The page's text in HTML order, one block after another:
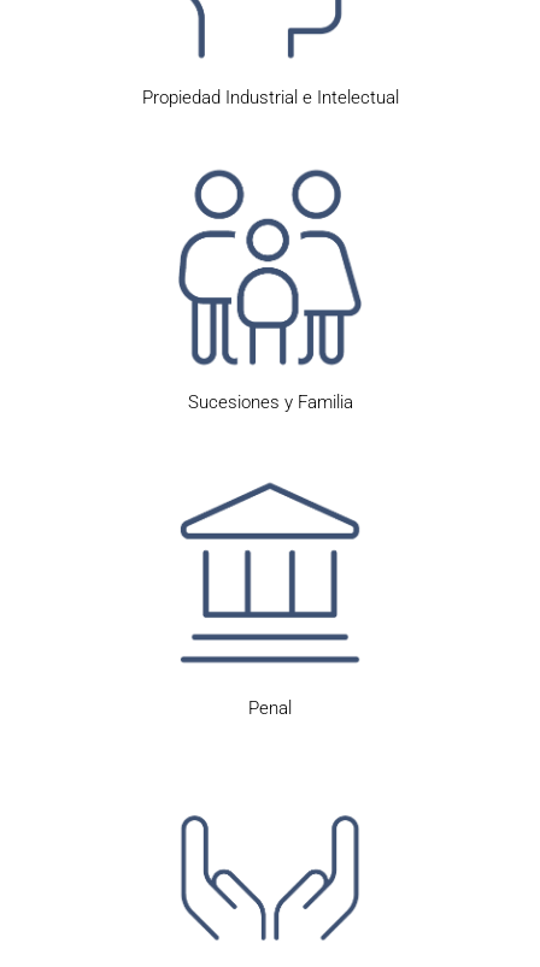
Propiedad Industrial e Intelectual
Sucesiones y Familia
Penal